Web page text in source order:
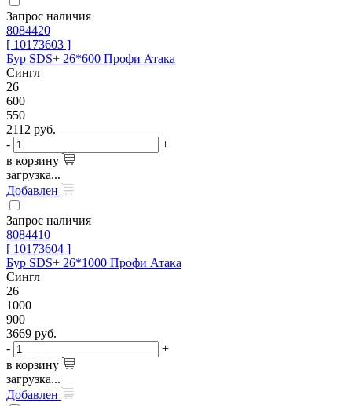
Запрос наличия
8084420
[ 10173603 ]
Бур SDS+ 26*600 Профи Атака
Сингл
26
600
550
2112 руб.
-
+
в корзину
загрузка...
Добавлен
Запрос наличия
8084410
[ 10173604 ]
Бур SDS+ 26*1000 Профи Атака
Сингл
26
1000
900
3669 руб.
-
+
в корзину
загрузка...
Добавлен